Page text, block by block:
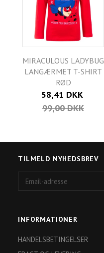
MIRACULOUS LADYBUG
LANGÆRMET T-SHIRT
RØD
58,41 DKK
99,00 DKK
TILMELD NYHEDSBREV
adresse
INFORMATIONER
HANDELSBETINGELSER